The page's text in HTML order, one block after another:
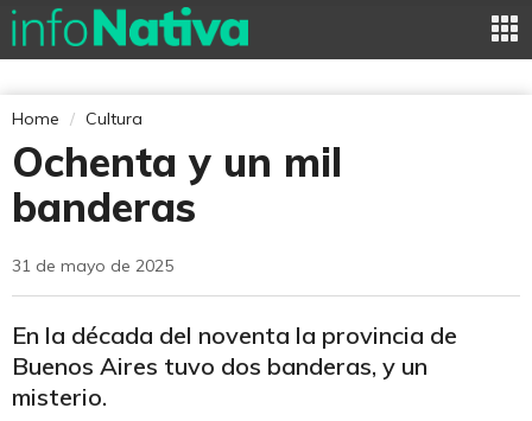
Home Cultura
Ochenta y un mil
banderas
31 de mayo de 2025
En la década del noventa la provincia de
Buenos Aires tuvo dos banderas, y un
misterio.